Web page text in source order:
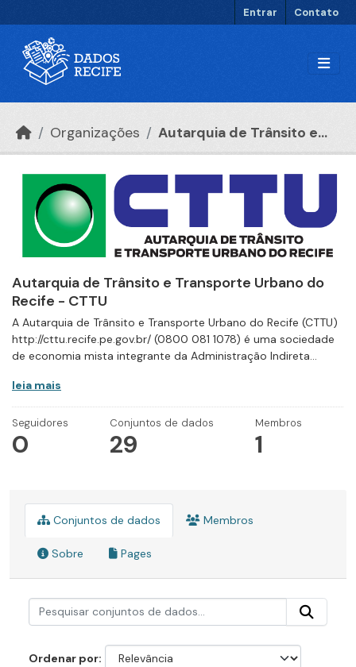
Entrar Contato
Organizações Autarquia de Trânsito e...
Autarquia de Trânsito e Transporte Urbano do
Recife - CTTU
A Autarquia de Trânsito e Transporte Urbano do Recife (CTTU)
http://cttu.recife.pe.gov.br/ (0800 081 1078) é uma sociedade
de economia mista integrante da Administração Indireta...
leia mais
Seguidores
0
Conjuntos de dados
29
Membros
1
Conjuntos de dados Membros
Sobre Pages
Ordenar por